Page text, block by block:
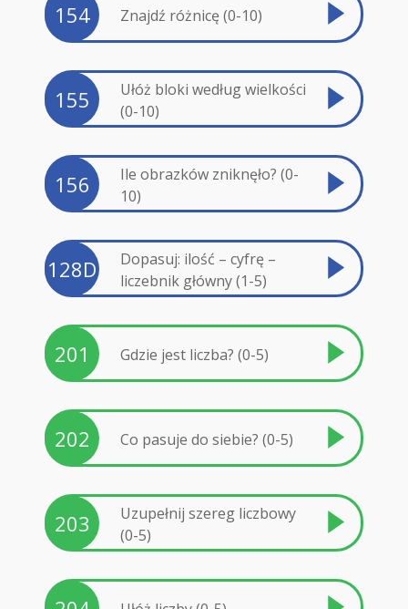
154 Znajdź różnicę (0-10)
155
Ułóż bloki według wielkości
(0-10)
156
Ile obrazków zniknęło? (0-
10)
128D
Dopasuj: ilość – cyfrę –
liczebnik główny (1-5)
201 Gdzie jest liczba? (0-5)
202 Co pasuje do siebie? (0-5)
203
Uzupełnij szereg liczbowy
(0-5)